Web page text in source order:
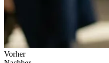
Vorher